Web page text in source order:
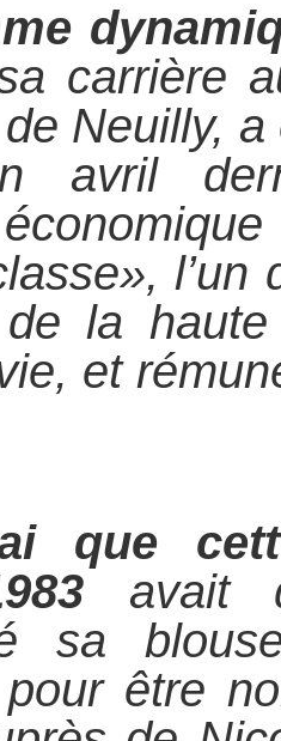
carrière
Neuilly,
avril
l’un
la
et
que
avait
sa
être